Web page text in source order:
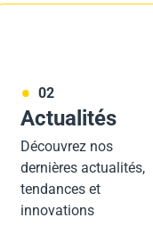
02
Actualités
Découvrez nos
dernières actualités,
tendances et
innovations